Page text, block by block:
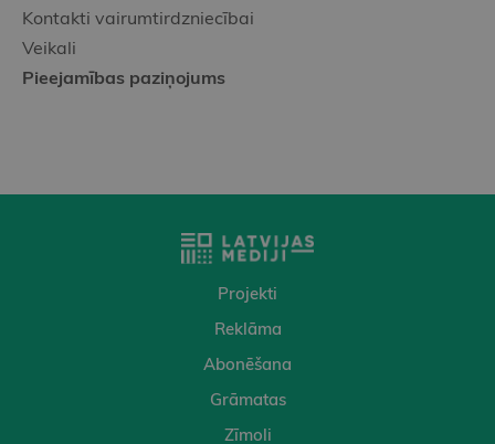
Kontakti vairumtirdzniecībai
Veikali
Pieejamības paziņojums
Projekti
Reklāma
Abonēšana
Grāmatas
Zīmoli